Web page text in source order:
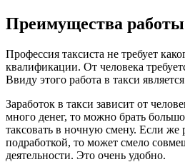
Преимущества
Профессия таксиста не требует
квалификации. От человека
Ввиду этого работа в такси
Заработок в такси зависит от
много денег, то можно брать
таксовать в ночную смену. Если же
подработкой, то может смело
деятельности. Это очень удобно.